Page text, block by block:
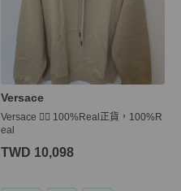
Versace
Versace 👍🏻 100%Real正貨，100%R
eal
TWD 10,098